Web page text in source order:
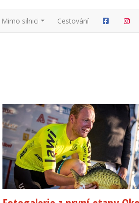
Mimo silnici Cestování